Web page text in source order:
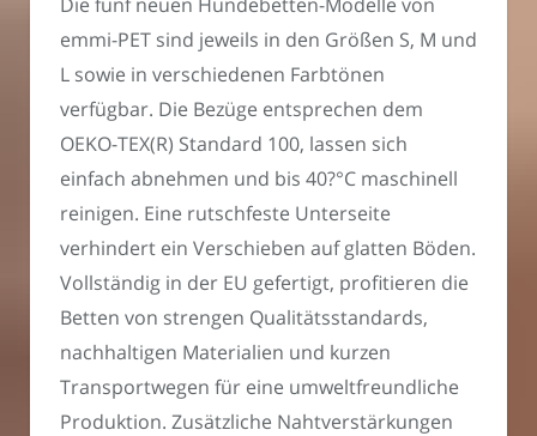
Die fünf neuen Hundebetten-Modelle von
emmi-PET sind jeweils in den Größen S, M und
L sowie in verschiedenen Farbtönen
verfügbar. Die Bezüge entsprechen dem
OEKO-TEX(R) Standard 100, lassen sich
einfach abnehmen und bis 40?°C maschinell
reinigen. Eine rutschfeste Unterseite
verhindert ein Verschieben auf glatten Böden.
Vollständig in der EU gefertigt, profitieren die
Betten von strengen Qualitätsstandards,
nachhaltigen Materialien und kurzen
Transportwegen für eine umweltfreundliche
Produktion. Zusätzliche Nahtverstärkungen